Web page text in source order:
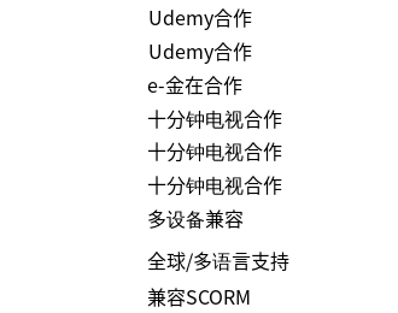
Udemy合作
Udemy合作
e-金在合作
十分钟电视合作
十分钟电视合作
十分钟电视合作
多设备兼容
全球/多语言支持
兼容SCORM